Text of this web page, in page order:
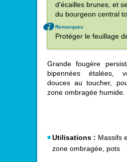
d'écailles brunes, et
du bourgeon central
Remarques
Protéger le feuillage
Grande fougère
bipennées étalées,
douces au toucher,
zone ombragée humide.
Utilisations : Massifs
zone ombragée, pots